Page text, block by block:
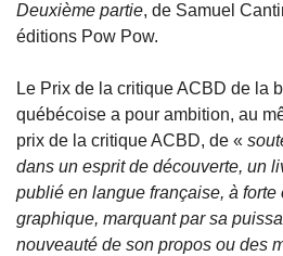
Deuxième partie, de Samuel
éditions Pow Pow.
Le Prix de la critique ACBD de la
québécoise a pour ambition, au
prix de la critique ACBD, de «
dans un esprit de découverte, un
publié en langue française, à
graphique, marquant par sa
nouveauté de son propos ou des